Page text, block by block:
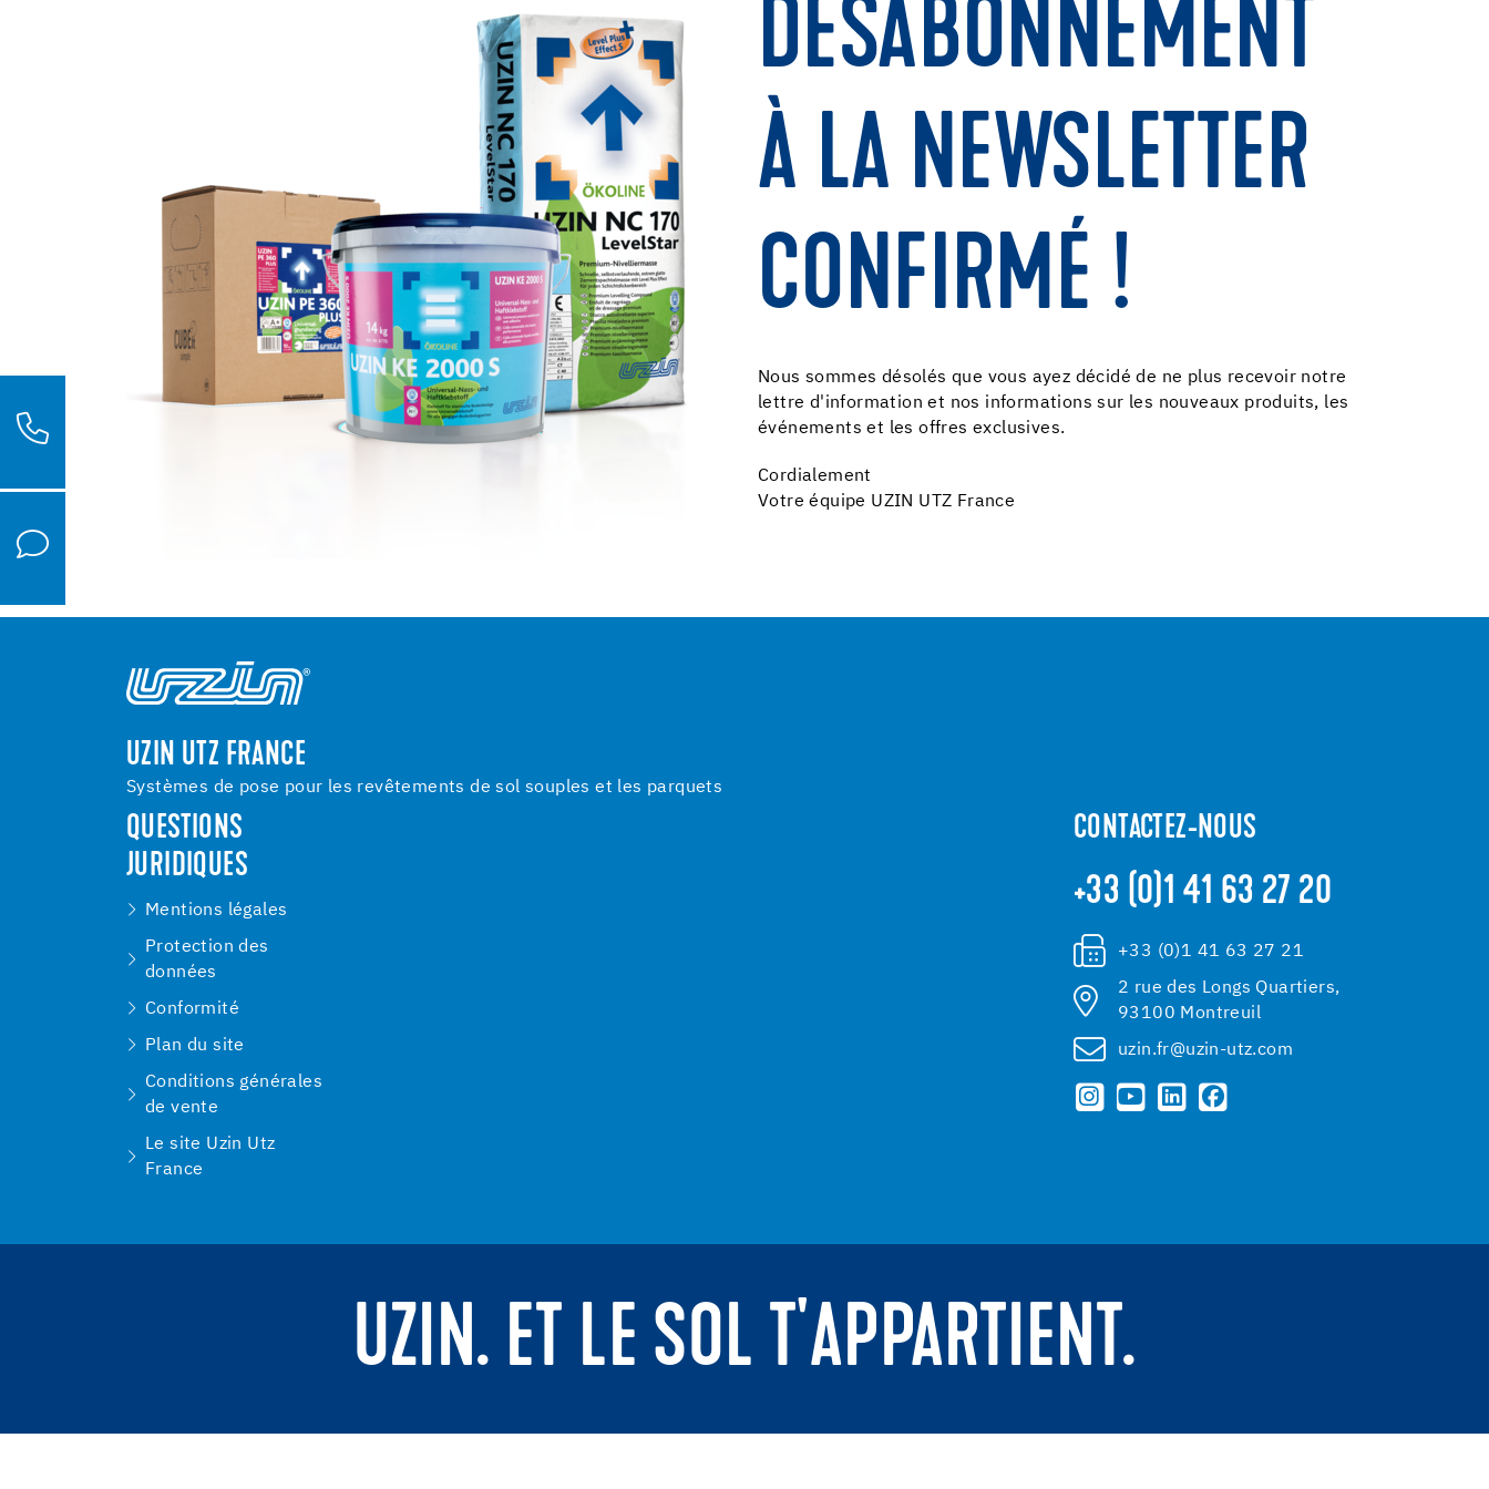
DÉSABONNEMENT
À LA NEWSLETTER
CONFIRMÉ !
Nous sommes désolés que vous ayez décidé de ne plus recevoir notre
lettre d'information et nos informations sur les nouveaux produits, les
événements et les offres exclusives.
Cordialement
Votre équipe UZIN UTZ France
UZIN UTZ FRANCE
Systèmes de pose pour les revêtements de sol souples et les parquets
QUESTIONS
JURIDIQUES
Mentions légales
Protection des
données
Conformité
Plan du site
Conditions générales
de vente
Le site Uzin Utz
France
CONTACTEZ-NOUS
+33 (0)1 41 63 27 20
+33 (0)1 41 63 27 21
2 rue des Longs Quartiers,
93100 Montreuil
uzin.fr@uzin-utz.com
UZIN. ET LE SOL T'APPARTIENT.